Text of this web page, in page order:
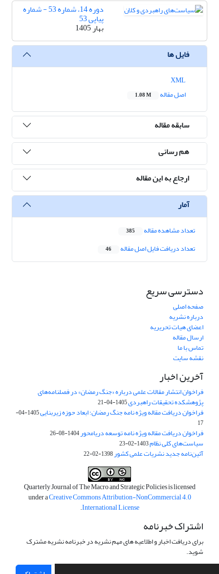
دوره 14، شماره 53 - شماره
پیاپی 53
بهار 1405
فایل ها
اصل مقاله
1.08 M
سابقه مقاله
هم رسانی
ارجاع به این مقاله
آمار
تعداد مشاهده مقاله 385
تعداد دریافت فایل اصل مقاله 46
دسترسی سریع
صفحه اصلی
درباره نشریه
اعضای هیات تحریریه
ارسال مقاله
تماس با ما
نقشه سایت
آخرین اخبار
فراخوان انتشار مقالات علمی درباره «جنگ رمضان» در فصلنامه‌های
پژوهشکده تحقیقات راهبردی1405-04-21
فراخوان دریافت مقاله ویژه نامه جنگ رمضان؛ ابعاد حوزه زیربنایی
1405-04-
17
فراخوان دریافت مقاله ویژه نامه توسعه دریامحور1404-08-26
سیاست‌های کلی نظام1403-02-23
آئین‌نامه جدید نشریات علمی کشور1398-02-22
Quarterly Journal of The Macro and Strategic Policies is licensed
under aCreative Commons Attribution-NonCommercial 4.0
International License
.
اشتراک خبرنامه
برای دریافت اخبار و اطلاعیه های مهم نشریه در خبرنامه نشریه مشترک
شوید.